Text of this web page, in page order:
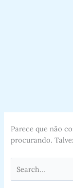
Parece que não
procurando.